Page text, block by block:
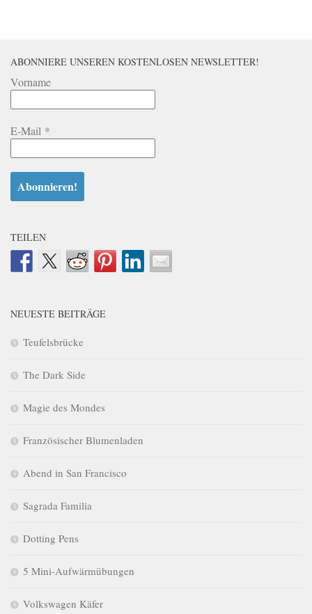
ABONNIERE UNSEREN KOSTENLOSEN NEWSLETTER!
Vorname
E-Mail *
TEILEN
NEUESTE BEITRÄGE
Teufelsbrücke
The Dark Side
Magie des Mondes
Französischer Blumenladen
Abend in San Francisco
Sagrada Familia
Dotting Pens
5 Mini-Aufwärmübungen
Volkswagen Käfer